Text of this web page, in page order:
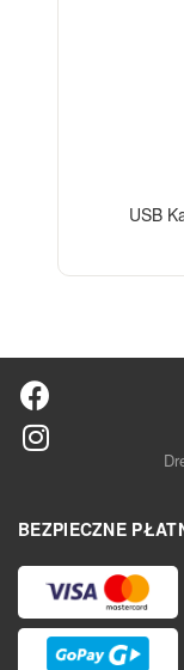
USB
BEZPIECZNE